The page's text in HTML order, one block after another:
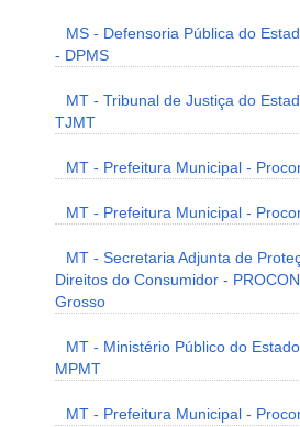
MS - Defensoria Pública do
- DPMS
MT - Tribunal de Justiça do
TJMT
MT - Prefeitura Municipal -
MT - Prefeitura Municipal -
MT - Secretaria Adjunta de
Direitos do Consumidor -
Grosso
MT - Ministério Público do
MPMT
MT - Prefeitura Municipal -